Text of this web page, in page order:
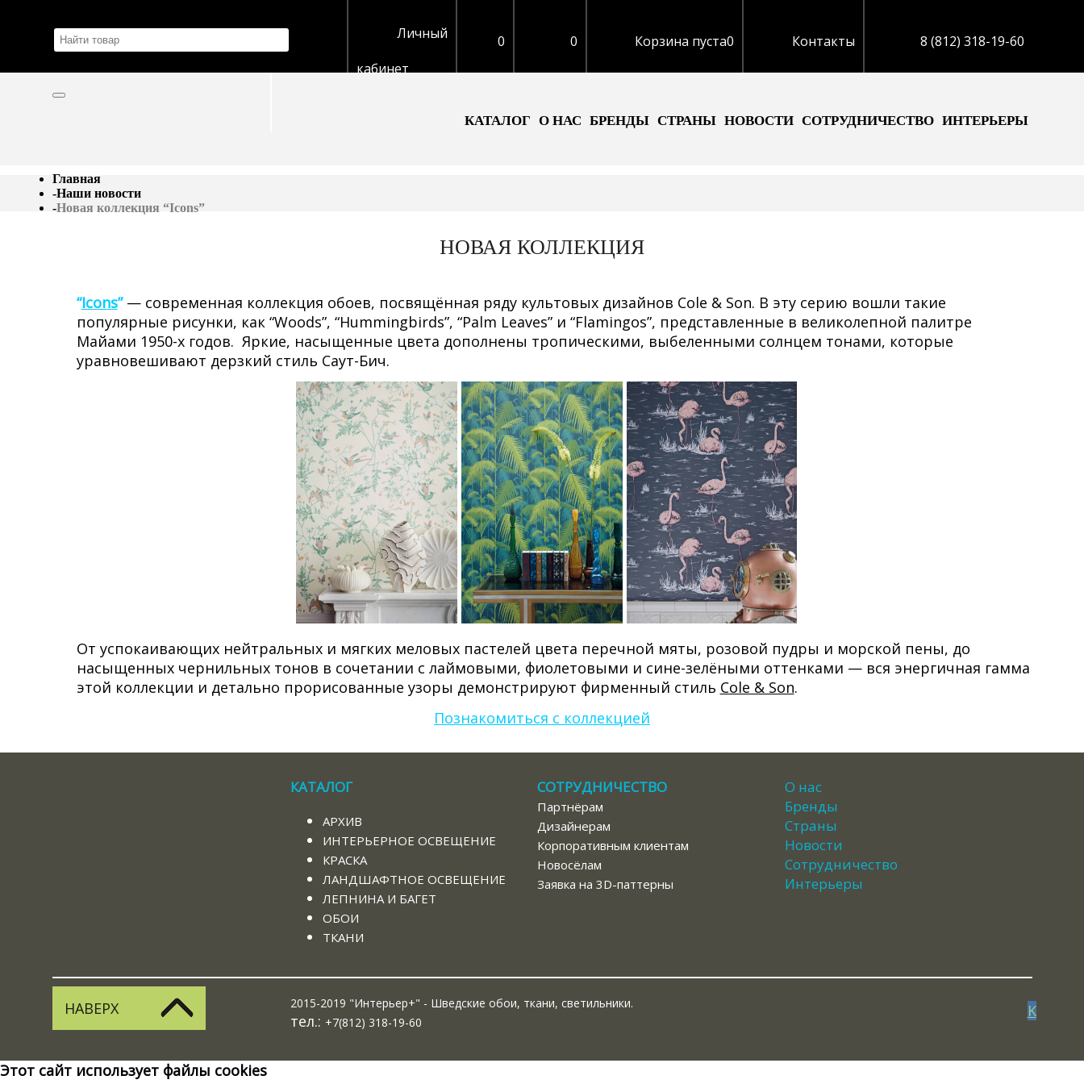
Личный
кабинет
0 0 Корзина пуста0 Контакты 8 (812) 318-19-60
КАТАЛОГ О НАС БРЕНДЫ СТРАНЫ НОВОСТИ СОТРУДНИЧЕСТВО ИНТЕРЬЕРЫ
Главная
-Наши новости
-Новая коллекция “Icons”
НОВАЯ КОЛЛЕКЦИЯ
“Icons” — современная коллекция обоев, посвящённая ряду культовых дизайнов Cole & Son. В эту серию вошли такие
популярные рисунки, как “Woods”, “Hummingbirds”, “Palm Leaves” и “Flamingos”, представленные в великолепной палитре
Майами 1950-х годов. Яркие, насыщенные цвета дополнены тропическими, выбеленными солнцем тонами, которые
уравновешивают дерзкий стиль Саут-Бич.
От успокаивающих нейтральных и мягких меловых пастелей цвета перечной мяты, розовой пудры и морской пены, до
насыщенных чернильных тонов в сочетании с лаймовыми, фиолетовыми и сине-зелёными оттенками — вся энергичная гамма
этой коллекции и детально прорисованные узоры демонстрируют фирменный стиль Cole & Son.
Познакомиться с коллекцией
КАТАЛОГ
АРХИВ
ИНТЕРЬЕРНОЕ ОСВЕЩЕНИЕ
КРАСКА
ЛАНДШАФТНОЕ ОСВЕЩЕНИЕ
ЛЕПНИНА И БАГЕТ
ОБОИ
ТКАНИ
СОТРУДНИЧЕСТВО
Партнёрам
Дизайнерам
Корпоративным клиентам
Новосёлам
Заявка на 3D-паттерны
О нас
Бренды
Страны
Новости
Сотрудничество
Интерьеры
НАВЕРХ K
2015-2019 "Интерьер+" - Шведские обои, ткани, светильники.
тел.: +7(812) 318-19-60
Этот сайт использует файлы cookies